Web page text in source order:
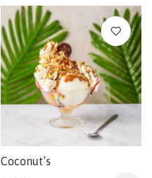
Coconut’s